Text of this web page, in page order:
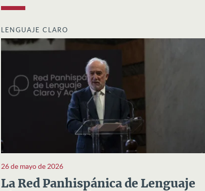
LENGUAJE CLARO
26 de mayo de 2026
La Red Panhispánica de Lenguaje